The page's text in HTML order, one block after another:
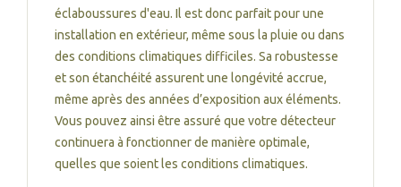
éclaboussures d'eau. Il est donc parfait pour une
installation en extérieur, même sous la pluie ou dans
des conditions climatiques difficiles. Sa robustesse
et son étanchéité assurent une longévité accrue,
même après des années d’exposition aux éléments.
Vous pouvez ainsi être assuré que votre détecteur
continuera à fonctionner de manière optimale,
quelles que soient les conditions climatiques.